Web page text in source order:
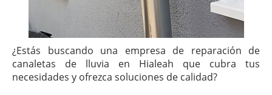
¿Estás buscando una empresa de reparación de
canaletas de lluvia en Hialeah que cubra tus
necesidades y ofrezca soluciones de calidad?